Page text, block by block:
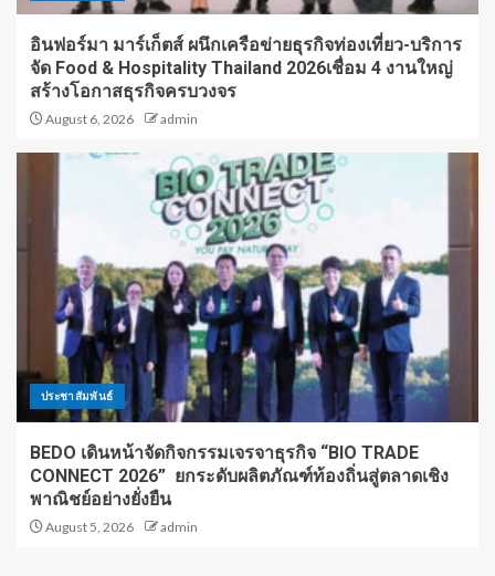
อินฟอร์มา มาร์เก็ตส์ ผนึกเครือข่ายธุรกิจท่องเที่ยว-บริการ
จัด Food & Hospitality Thailand 2026เชื่อม 4 งานใหญ่
สร้างโอกาสธุรกิจครบวงจร
August 6, 2026 admin
ประชาสัมพันธ์
BEDO เดินหน้าจัดกิจกรรมเจรจาธุรกิจ “BIO TRADE
CONNECT 2026” ยกระดับผลิตภัณฑ์ท้องถิ่นสู่ตลาดเชิง
พาณิชย์อย่างยั่งยืน
August 5, 2026 admin